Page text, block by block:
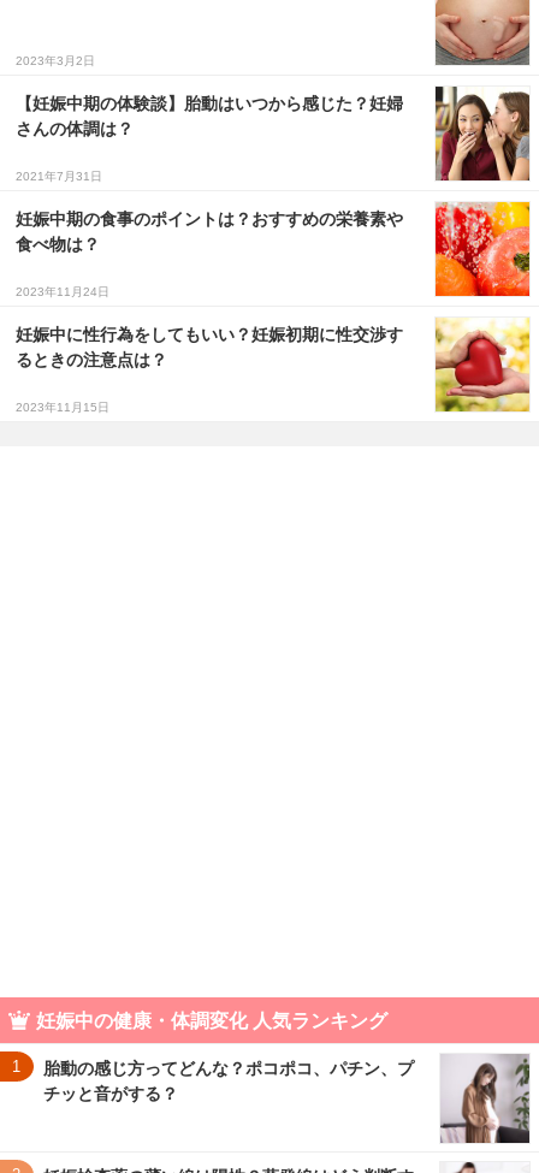
2023年3月2日
【妊娠中期の体験談】胎動はいつから感じた？妊婦
さんの体調は？
2021年7月31日
妊娠中期の食事のポイントは？おすすめの栄養素や
食べ物は？
2023年11月24日
妊娠中に性行為をしてもいい？妊娠初期に性交渉す
るときの注意点は？
2023年11月15日
妊娠中の健康・体調変化 人気ランキング
1
胎動の感じ方ってどんな？ポコポコ、パチン、プ
チッと音がする？